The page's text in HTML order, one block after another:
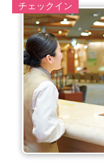
チェックイン